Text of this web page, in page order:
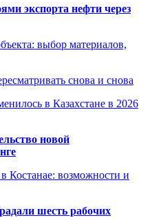
экспорта нефти через
выбор материалов,
снова и снова
в Казахстане в 2026
новой
Костанае: возможности и
шесть рабочих